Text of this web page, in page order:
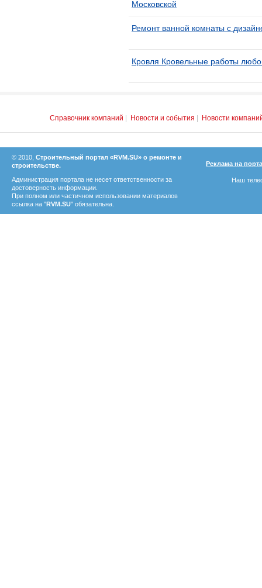
Московской
Ремонт ванной комнаты с
Кровля Кровельные работы
Справочник компаний Новости и события Новости
© 2010, Строительный портал «RVM.SU» о ремонте и
строительстве.
Администрация портала не несет ответственности за
достоверность информации.
При полном или частичном использовании материалов
ссылка на "RVM.SU" обязательна.
Реклама на
Наш